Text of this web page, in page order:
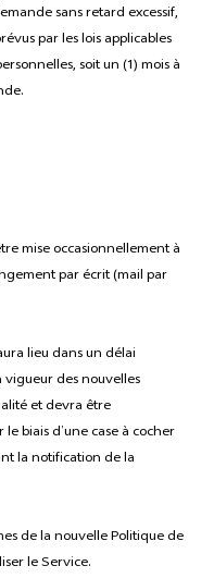
sans retard excessif,
par les lois applicables
soit un (1) mois à
mise occasionnellement à
par écrit (mail par
lieu dans un délai
des nouvelles
et devra être
biais d’une case à cocher
la notification de la
de la nouvelle Politique de
le Service.